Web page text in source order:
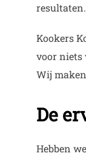
resultaten.
Kookers
voor niets
Wij
De
Hebben